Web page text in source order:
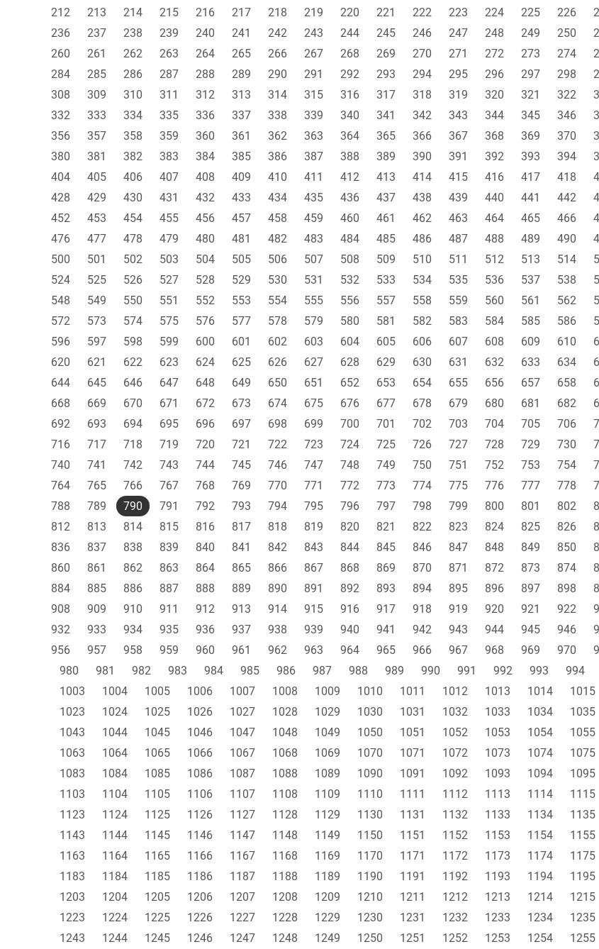
212
213 214 215 216 217 218 219 220 221 222 223 224 225 226
236
237 238 239 240 241 242 243 244 245 246 247 248 249 250
260
261 262 263 264 265 266 267 268 269 270 271 272 273 274
284
285 286 287 288 289 290 291 292 293 294 295 296 297 298
308
309 310 311 312 313 314 315 316 317 318 319 320 321 322
332
333 334 335 336 337 338 339 340 341 342 343 344 345 346
356
357 358 359 360 361 362 363 364 365 366 367 368 369 370
380
381 382 383 384 385 386 387 388 389 390 391 392 393 394
404
405 406 407 408 409 410 411 412 413 414 415 416 417 418
428
429 430 431 432 433 434 435 436 437 438 439 440 441 442
452
453 454 455 456 457 458 459 460 461 462 463 464 465 466
476
477 478 479 480 481 482 483 484 485 486 487 488 489 490
500
501 502 503 504 505 506 507 508 509 510 511 512 513 514
524
525 526 527 528 529 530 531 532 533 534 535 536 537 538
548
549 550 551 552 553 554 555 556 557 558 559 560 561 562
572
573 574 575 576 577 578 579 580 581 582 583 584 585 586
596
597 598 599 600 601 602 603 604 605 606 607 608 609 610
620
621 622 623 624 625 626 627 628 629 630 631 632 633 634
644
645 646 647 648 649 650 651 652 653 654 655 656 657 658
668
669 670 671 672 673 674 675 676 677 678 679 680 681 682
692
693 694 695 696 697 698 699 700 701 702 703 704 705 706
716
717 718 719 720 721 722 723 724 725 726 727 728 729 730
740
741 742 743 744 745 746 747 748 749 750 751 752 753 754
764
765 766 767 768 769 770 771 772 773 774 775 776 777 778
788
789 790 791 792 793 794 795 796 797 798 799 800 801 802
812
813 814 815 816 817 818 819 820 821 822 823 824 825 826
836
837 838 839 840 841 842 843 844 845 846 847 848 849 850
860
861 862 863 864 865 866 867 868 869 870 871 872 873 874
884
885 886 887 888 889 890 891 892 893 894 895 896 897 898
908
909 910 911 912 913 914 915 916 917 918 919 920 921 922
932
933 934 935 936 937 938 939 940 941 942 943 944 945 946
956
957 958 959 960 961 962 963 964 965 966 967 968 969 970
980
981 982 983 984 985 986 987 988 989 990 991 992 993 994
1003
1004 1005 1006 1007 1008 1009 1010 1011 1012 1013 1014 1015
1023
1024 1025 1026 1027 1028 1029 1030 1031 1032 1033 1034 1035
1043
1044 1045 1046 1047 1048 1049 1050 1051 1052 1053 1054 1055
1063
1064 1065 1066 1067 1068 1069 1070 1071 1072 1073 1074 1075
1083
1084 1085 1086 1087 1088 1089 1090 1091 1092 1093 1094 1095
1103
1104 1105 1106 1107 1108 1109 1110 1111 1112 1113 1114 1115
1123
1124 1125 1126 1127 1128 1129 1130 1131 1132 1133 1134 1135
1143
1144 1145 1146 1147 1148 1149 1150 1151 1152 1153 1154 1155
1163
1164 1165 1166 1167 1168 1169 1170 1171 1172 1173 1174 1175
1183
1184 1185 1186 1187 1188 1189 1190 1191 1192 1193 1194 1195
1203
1204 1205 1206 1207 1208 1209 1210 1211 1212 1213 1214 1215
1223
1224 1225 1226 1227 1228 1229 1230 1231 1232 1233 1234 1235
1243
1244 1245 1246 1247 1248 1249 1250 1251 1252 1253 1254 1255